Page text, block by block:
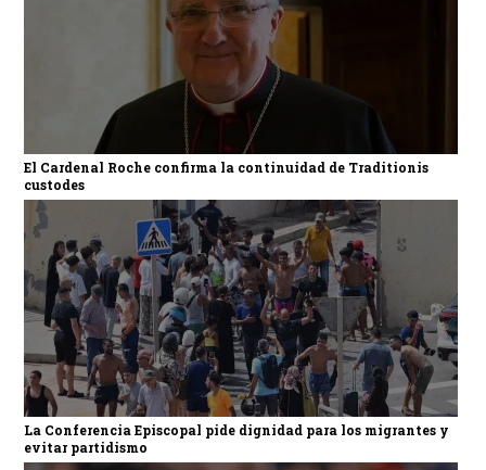
El Cardenal Roche confirma la continuidad de Traditionis
custodes
La Conferencia Episcopal pide dignidad para los migrantes y
evitar partidismo